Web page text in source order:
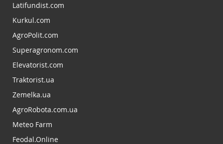
Latifundist.com
Kurkul.com
AgroPolit.com
Superagronom.com
Elevatorist.com
Traktorist.ua
Zemelka.ua
AgroRobota.com.ua
Meteo Farm
Feodal.Online